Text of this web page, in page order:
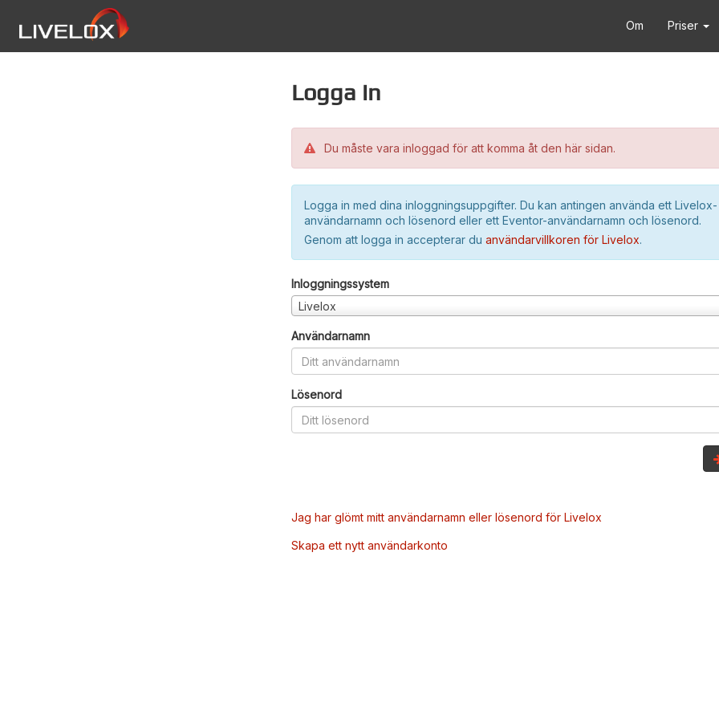
Om Priser
Logga in
Du måste vara inloggad för att komma åt den här sidan.
Logga in med dina inloggningsuppgifter. Du kan antingen använda ett Livelox-
användarnamn och lösenord eller ett Eventor-användarnamn och lösenord.
Genom att logga in accepterar du användarvillkoren för Livelox.
Inloggningssystem
Livelox
Användarnamn
Lösenord
Jag har glömt mitt användarnamn eller lösenord för Livelox
Skapa ett nytt användarkonto